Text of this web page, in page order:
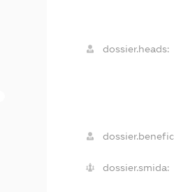
dossier.heads:
dossier.smida: